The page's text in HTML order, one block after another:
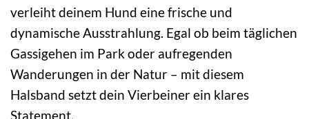
verleiht deinem Hund eine frische und
dynamische Ausstrahlung. Egal ob beim täglichen
Gassigehen im Park oder aufregenden
Wanderungen in der Natur – mit diesem
Halsband setzt dein Vierbeiner ein klares
Statement.